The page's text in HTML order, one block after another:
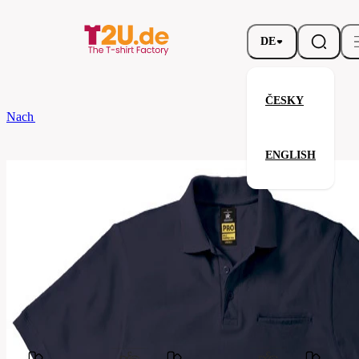
DE
ČESKY
ENGLISH
Nach dem Brand
Parameter
Marke
Verwandte Produkte
Ihre Zufriedenheit ist unsere Priorität.